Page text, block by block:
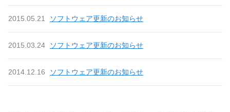
2015.05.21 ソフトウェア更新のお知らせ
2015.03.24 ソフトウェア更新のお知らせ
2014.12.16 ソフトウェア更新のお知らせ